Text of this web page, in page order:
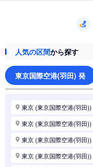
人気の区間から探す
東京国際空港(羽田) 発
東京 (東京国際空港(羽田))
東京 (東京国際空港(羽田))
東京 (東京国際空港(羽田))
東京 (東京国際空港(羽田))